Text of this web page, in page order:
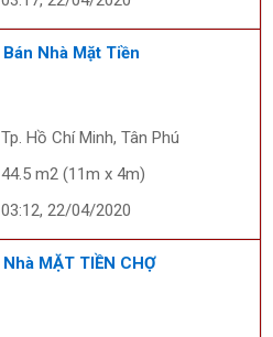
Bán Nhà Mặt Tiền
Tp. Hồ Chí Minh, Tân Phú
44.5 m2 (11m x 4m)
03:12, 22/04/2020
Nhà MẶT TIỀN CHỢ